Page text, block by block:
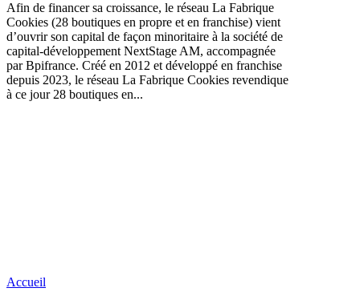
Afin de financer sa croissance, le réseau La Fabrique
Cookies (28 boutiques en propre et en franchise) vient
d’ouvrir son capital de façon minoritaire à la société de
capital-développement NextStage AM, accompagnée
par Bpifrance. Créé en 2012 et développé en franchise
depuis 2023, le réseau La Fabrique Cookies revendique
à ce jour 28 boutiques en...
Accueil